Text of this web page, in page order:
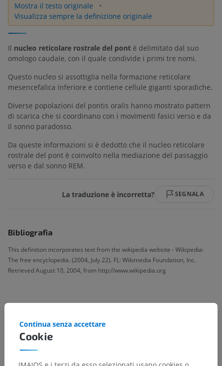
Mostra il testo originale
Visualizza sempre la definizione originale
Il nucleo reticolare rostrale del pont è delimitato dal suo
omologo caudale, con il quale condivide i primi tre nomi.
Questo nucleo si assottiglia nella formazione reticolare
mesencefalica inferiore e contiene cellule giganti sporadiche.
Diverse popolazioni del pontis oralis hanno mostrato pattern
di scarica che si coordinano con i movimenti fasici verso e da
il sonno paradosso.
Da queste informazioni si è dedotto che il nucleo reticolare
rostrale del pont è coinvolto nella mediazione del passaggio
verso e dal sonno REM.
La traduzione è incorretta? SEGNALA
Bibliografia
This definition incorporates text from the wikipedia website - Wikipedia:
The free encyclopedia. (2004, July 22). FL: Wikimedia Foundation, Inc.
Retrieved August 10, 2004, from http://www.wikipedia.org
Cookie
Continua senza accettare